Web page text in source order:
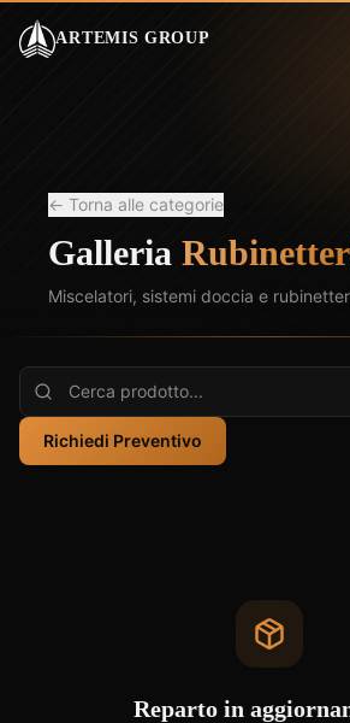
ARTEMIS GROUP
← Torna alle categorie
Galleria
Miscelatori, sistemi doccia e
Richiedi Preventivo
Reparto in